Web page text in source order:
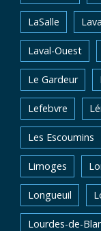
LaSalle
Laval-Ouest
Le Gardeur
Lefebvre
Les Escoumins
Limoges
Longueuil
Lourdes-de-